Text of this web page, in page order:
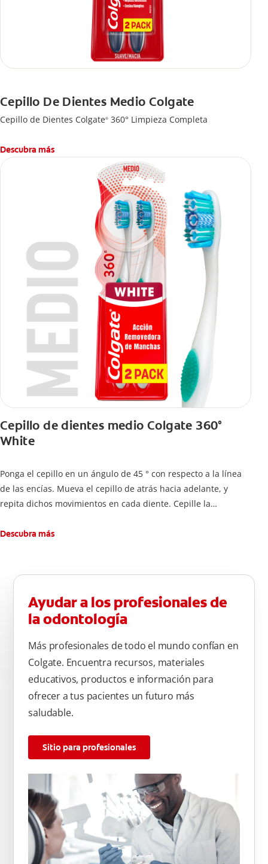
Cepillo De Dientes Medio Colgate
Cepillo de Dientes Colgate® 360° Limpieza Completa
Descubra más
Cepillo de dientes medio Colgate 360°
White
Ponga el cepillo en un ángulo de 45 ° con respecto a la línea
de las encías. Mueva el cepillo de atrás hacia adelante, y
repita dichos movimientos en cada diente. Cepille la
atrás hacia adelante. Cepille la superficie masticatoria (parte
atrás, arriba y abajo, en la parte superior e inferior. No se
olvide de cepillar la lengua para quitar el mal olor causado
por las bacterias.
Descubra más
Ayudar a los profesionales de
la odontología
Más profesionales de todo el mundo confían en
Colgate. Encuentra recursos, materiales
educativos, productos e información para
ofrecer a tus pacientes un futuro más
saludable.
Sitio para profesionales